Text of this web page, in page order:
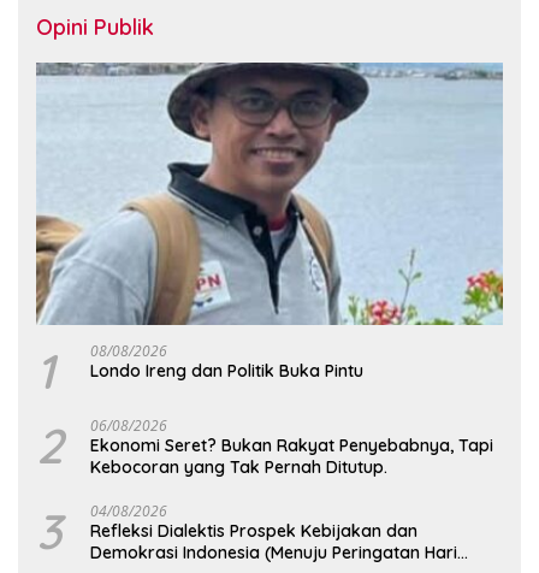
Opini Publik
1 08/08/2026
Londo Ireng dan Politik Buka Pintu
2 06/08/2026
Ekonomi Seret? Bukan Rakyat Penyebabnya, Tapi
Kebocoran yang Tak Pernah Ditutup.
3 04/08/2026
Refleksi Dialektis Prospek Kebijakan dan
Demokrasi Indonesia (Menuju Peringatan Hari